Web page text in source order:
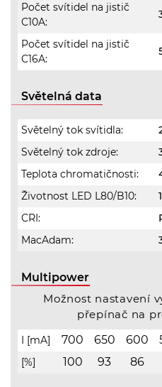
Počet svítidel na jistič
C10A:
Počet svítidel na jistič
C16A:
Světelná data
Světelný tok svítidla:
Světelný tok zdroje:
Teplota chromatičnosti:
Životnost LED L80/B10:
CRI:
MacAdam:
Multipower
Možnost nastavení
přepínač na
I [mA] 700 650 600
[%] 100 93 86